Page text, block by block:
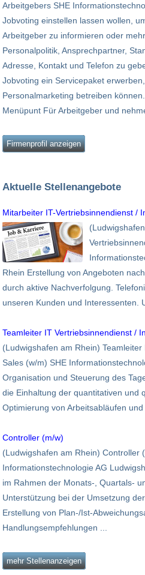
Arbeitgebers SHE
Jobvoting einstellen lassen wollen,
Arbeitgeber zu informieren oder
Personalpolitik, Ansprechpartner,
Adresse, Kontakt und Telefon zu
Jobvoting ein Servicepaket
Personalmarketing betreiben
Menüpunt Für Arbeitgeber und
Firmenprofil anzeigen
Aktuelle Stellenangebote
Mitarbeiter IT-Vertriebsinnendienst /
Rhein Erstellung von Angeboten
durch aktive Nachverfolgung.
unseren Kunden und Interessenten.
Teamleiter IT Vertriebsinnendienst /
(Ludwigshafen am Rhein)
Sales (w/m) SHE
Organisation und Steuerung des
die Einhaltung der quantitativen und
Optimierung von Arbeitsabläufen und
Controller (m/w)
(Ludwigshafen am Rhein) Controller
Informationstechnologie AG
im Rahmen der Monats-, Quartals-
Unterstützung bei der Umsetzung
Erstellung von Plan-/Ist-
Handlungsempfehlungen ...
mehr Stellenanzeigen